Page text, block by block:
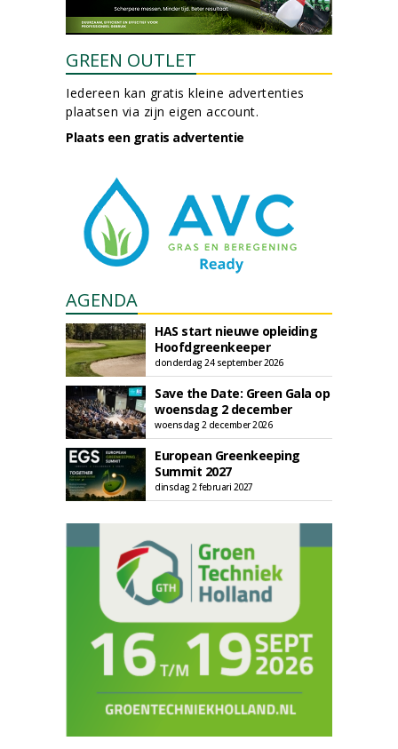
GREEN OUTLET
Iedereen kan gratis kleine advertenties
plaatsen via zijn eigen account.
Plaats een gratis advertentie
AGENDA
HAS start nieuwe opleiding
Hoofdgreenkeeper
donderdag 24 september 2026
Save the Date: Green Gala op
woensdag 2 december
woensdag 2 december 2026
European Greenkeeping
Summit 2027
dinsdag 2 februari 2027